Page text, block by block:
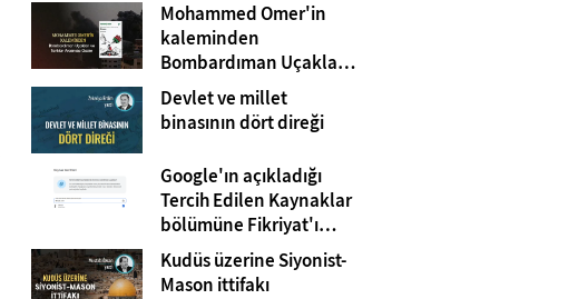
Mohammed Omer'in
kaleminden
Bombardıman Uçakları
ve Tanklar Arasında
Gazze
Devlet ve millet
binasının dört direği
Google'ın açıkladığı
Tercih Edilen Kaynaklar
bölümüne Fikriyat'ı
eklemeyi unutmayın!
Kudüs üzerine Siyonist-
Mason ittifakı